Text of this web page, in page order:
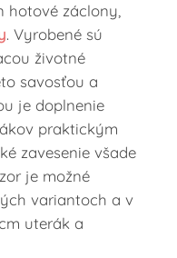
hotové záclony,
. Vyrobené sú
životné
savosťou a
je doplnenie
praktickým
zavesenie všade
je možné
variantoch a v
uterák a